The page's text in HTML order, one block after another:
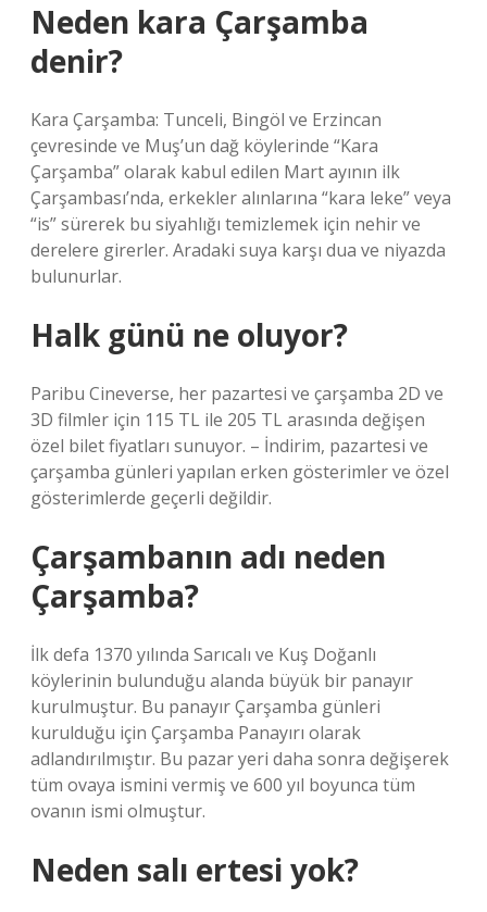
Neden kara Çarşamba
denir?
Kara Çarşamba: Tunceli, Bingöl ve Erzincan
çevresinde ve Muş’un dağ köylerinde “Kara
Çarşamba” olarak kabul edilen Mart ayının ilk
Çarşambası’nda, erkekler alınlarına “kara leke” veya
“is” sürerek bu siyahlığı temizlemek için nehir ve
derelere girerler. Aradaki suya karşı dua ve niyazda
bulunurlar.
Halk günü ne oluyor?
Paribu Cineverse, her pazartesi ve çarşamba 2D ve
3D filmler için 115 TL ile 205 TL arasında değişen
özel bilet fiyatları sunuyor. – İndirim, pazartesi ve
çarşamba günleri yapılan erken gösterimler ve özel
gösterimlerde geçerli değildir.
Çarşambanın adı neden
Çarşamba?
İlk defa 1370 yılında Sarıcalı ve Kuş Doğanlı
köylerinin bulunduğu alanda büyük bir panayır
kurulmuştur. Bu panayır Çarşamba günleri
kurulduğu için Çarşamba Panayırı olarak
adlandırılmıştır. Bu pazar yeri daha sonra değişerek
tüm ovaya ismini vermiş ve 600 yıl boyunca tüm
ovanın ismi olmuştur.
Neden salı ertesi yok?